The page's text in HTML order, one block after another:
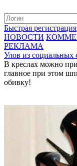
Быстрая регистрация
НОВОСТИ
РЕКЛАМА
Улов из социальных
В креслах можно
главное при этом
обивку!